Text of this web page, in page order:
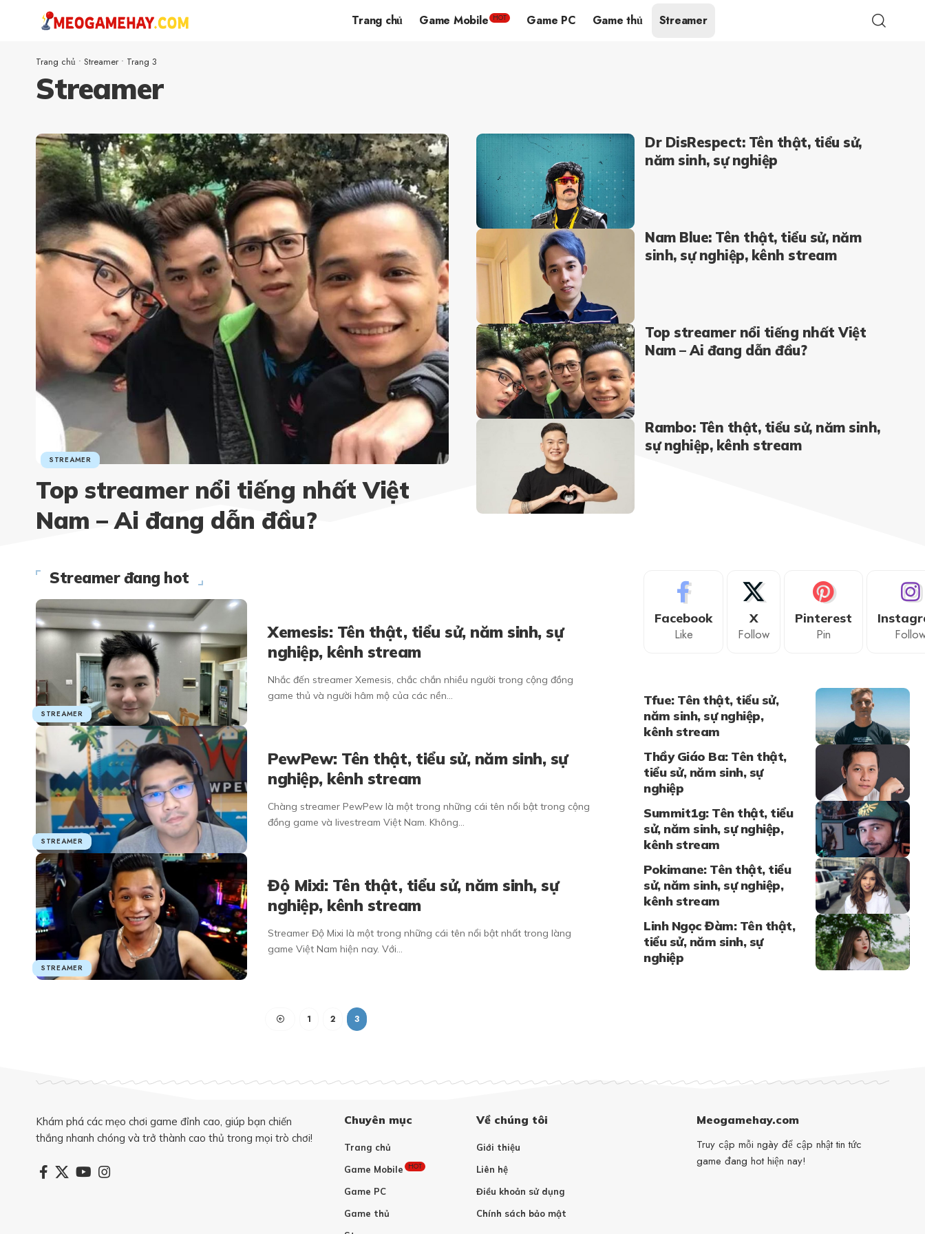
Trang chủ Game Mobile HOT Game PC Game thủ Streamer
Trang chủ • Streamer • Trang 3
Streamer
STREAMER
Top streamer nổi tiếng nhất Việt
Nam – Ai đang dẫn đầu?
Dr DisRespect: Tên thật, tiểu sử,
năm sinh, sự nghiệp
Nam Blue: Tên thật, tiểu sử, năm
sinh, sự nghiệp, kênh stream
Top streamer nổi tiếng nhất Việt
Nam – Ai đang dẫn đầu?
Rambo: Tên thật, tiểu sử, năm sinh,
sự nghiệp, kênh stream
Streamer đang hot
STREAMER
Xemesis: Tên thật, tiểu sử, năm sinh, sự
nghiệp, kênh stream
Nhắc đến streamer Xemesis, chắc chắn nhiều người trong cộng đồng
game thủ và người hâm mộ của các nền…
STREAMER
PewPew: Tên thật, tiểu sử, năm sinh, sự
nghiệp, kênh stream
Chàng streamer PewPew là một trong những cái tên nổi bật trong cộng
đồng game và livestream Việt Nam. Không…
STREAMER
Độ Mixi: Tên thật, tiểu sử, năm sinh, sự
nghiệp, kênh stream
Streamer Độ Mixi là một trong những cái tên nổi bật nhất trong làng
game Việt Nam hiện nay. Với…
1 2 3
Facebook
Like
X
Follow
Pinterest
Pin
Tfue: Tên thật, tiểu sử,
năm sinh, sự nghiệp,
kênh stream
Thầy Giáo Ba: Tên thật,
tiểu sử, năm sinh, sự
nghiệp
Summit1g: Tên thật, tiểu
sử, năm sinh, sự nghiệp,
kênh stream
Pokimane: Tên thật, tiểu
sử, năm sinh, sự nghiệp,
kênh stream
Linh Ngọc Đàm: Tên thật,
tiểu sử, năm sinh, sự
nghiệp
Khám phá các mẹo chơi game đỉnh cao, giúp bạn chiến
thắng nhanh chóng và trở thành cao thủ trong mọi trò chơi!
Chuyên mục
Trang chủ
Game Mobile HOT
Game PC
Game thủ
Về chúng tôi
Giới thiệu
Liên hệ
Điều khoản sử dụng
Chính sách bảo mật
Meogamehay.com
Truy cập mỗi ngày để cập nhật tin tức
game đang hot hiện nay!